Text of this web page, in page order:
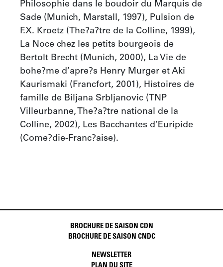
Philosophie dans le boudoir du Marquis de
Sade (Munich, Marstall, 1997), Pulsion de
F.X. Kroetz (The?a?tre de la Colline, 1999),
La Noce chez les petits bourgeois de
Bertolt Brecht (Munich, 2000), La Vie de
bohe?me d’apre?s Henry Murger et Aki
Kaurismaki (Francfort, 2001), Histoires de
famille de Biljana Srbljanovic (TNP
Villeurbanne, The?a?tre national de la
Colline, 2002), Les Bacchantes d’Euripide
(Come?die-Franc?aise).
BROCHURE DE SAISON CDN
BROCHURE DE SAISON CNDC
NEWSLETTER